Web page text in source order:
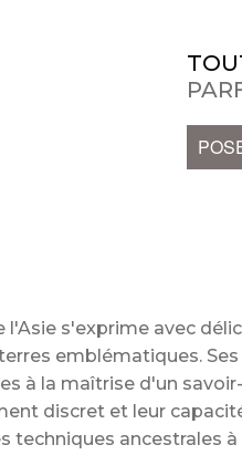
s'exprime avec
emblématiques. Ses
à la maîtrise d'un
discret et leur
techniques ancestrales